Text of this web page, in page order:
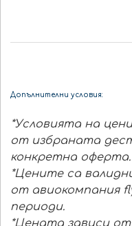
Допълнителни условия:
*Условията на
от избраната
конкретна оферта.
*Цените са
от авиокомпания
периоди.
*Цената зависи